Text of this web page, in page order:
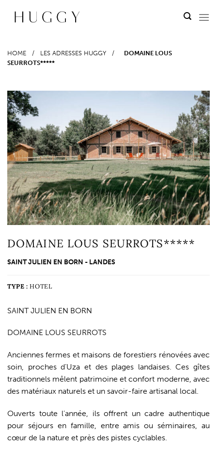
HOME / LES ADRESSES HUGGY /
DOMAINE LOUS
SEURROTS*****
DOMAINE LOUS SEURROTS*****
SAINT JULIEN EN BORN - LANDES
TYPE : HOTEL
SAINT JULIEN EN BORN
DOMAINE LOUS SEURROTS
Anciennes fermes et maisons de forestiers rénovées avec
soin, proches d’Uza et des plages landaises. Ces gîtes
traditionnels mêlent patrimoine et confort moderne, avec
des matériaux naturels et un savoir-faire artisanal local.
Ouverts toute l’année, ils offrent un cadre authentique
pour séjours en famille, entre amis ou séminaires, au
cœur de la nature et près des pistes cyclables.